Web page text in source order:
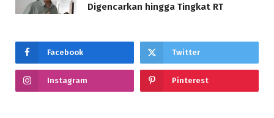
Digencarkan hingga Tingkat RT
Facebook Twitter
Instagram Pinterest